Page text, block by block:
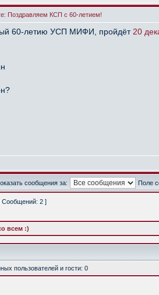
Поздравляем КСП с 60-летием!
60-летию УСП МИФИ, пройдёт 20
сообщения за: Поле
Сообщений: 2 ]
всем :)
пользователей и гости: 0